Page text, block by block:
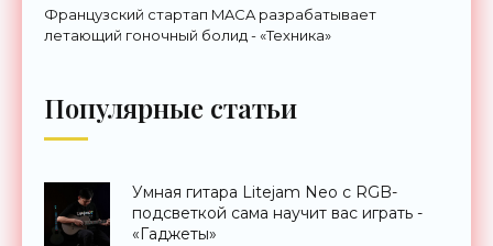
Французский стартап MACA разрабатывает
летающий гоночный болид - «Техника»
Популярные статьи
Умная гитара Litejam Neo с RGB-
подсветкой сама научит вас играть -
«Гаджеты»